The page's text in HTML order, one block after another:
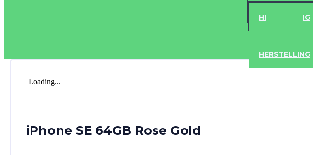
HERSTELLING
HERSTELLING
Loading...
iPhone SE 64GB Rose Gold